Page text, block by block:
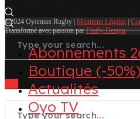
©2024 Oyonnax Rugby | Mentions Légales
Transformé avec passion parFluffy Design
Abonnements
Boutique (-50%)
Actualités
Oyo TV